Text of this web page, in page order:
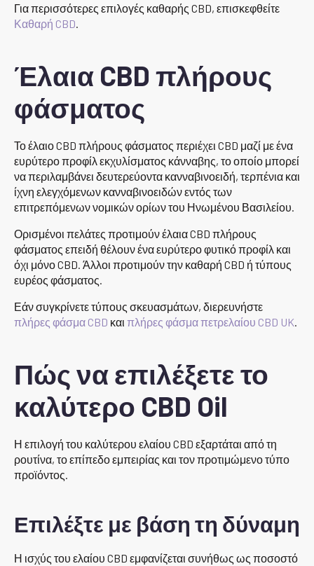
Για περισσότερες επιλογές καθαρής CBD, επισκεφθείτε
Καθαρή CBD.
Έλαια CBD πλήρους
φάσματος
Το έλαιο CBD πλήρους φάσματος περιέχει CBD μαζί με ένα
ευρύτερο προφίλ εκχυλίσματος κάνναβης, το οποίο μπορεί
να περιλαμβάνει δευτερεύοντα κανναβινοειδή, τερπένια και
ίχνη ελεγχόμενων κανναβινοειδών εντός των
επιτρεπόμενων νομικών ορίων του Ηνωμένου Βασιλείου.
Ορισμένοι πελάτες προτιμούν έλαια CBD πλήρους
φάσματος επειδή θέλουν ένα ευρύτερο φυτικό προφίλ και
όχι μόνο CBD. Άλλοι προτιμούν την καθαρή CBD ή τύπους
ευρέος φάσματος.
Εάν συγκρίνετε τύπους σκευασμάτων, διερευνήστε
πλήρες φάσμα CBD και πλήρες φάσμα πετρελαίου CBD UK.
Πώς να επιλέξετε το
καλύτερο CBD Oil
Η επιλογή του καλύτερου ελαίου CBD εξαρτάται από τη
ρουτίνα, το επίπεδο εμπειρίας και τον προτιμώμενο τύπο
προϊόντος.
Επιλέξτε με βάση τη δύναμη
Η ισχύς του ελαίου CBD εμφανίζεται συνήθως ως ποσοστό